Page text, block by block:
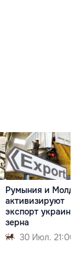
Румыния и
активизируют
экспорт
зерна
30 Июл. 21:00